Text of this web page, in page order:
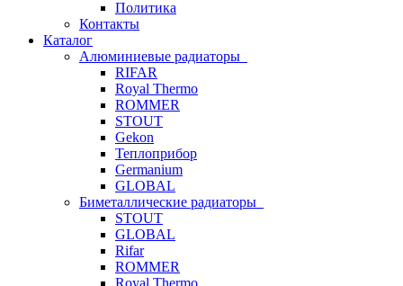
Политика
Контакты
Каталог
Алюминиевые радиаторы
RIFAR
Royal Thermo
ROMMER
STOUT
Gekon
Теплоприбор
Germanium
GLOBAL
Биметаллические радиаторы
STOUT
GLOBAL
Rifar
ROMMER
Royal Thermo